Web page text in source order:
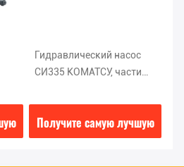
Гидравлический насос
СИ335 КОМАТСУ, части
экскаватора ДЭКА
гидравлические
Получите самую лучшую